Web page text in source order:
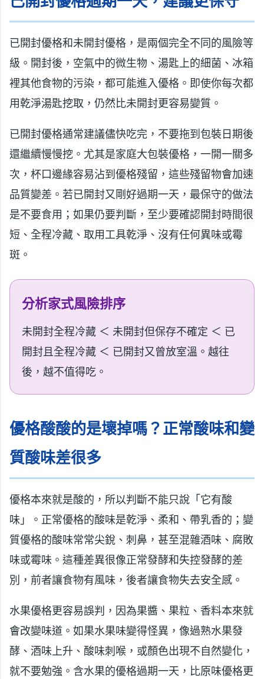
已開封優格和未開封優格，是兩個完全不同的風險等
級。開封後，空氣中的微生物、湯匙上的細菌、冰箱
裡其他食物的污染，都可能進入優格。即使你每次都
用乾淨湯匙挖取，仍然比未開封更容易變質。
已開封優格通常建議儘快吃完，不要拖到包裝日期後
還繼續慢慢挖。尤其是家庭大包裝優格，一開一關多
次，杯口邊緣容易沾到優格殘留，這些殘留物會加速
品質變差。若已開封又剛好過期一天，最保守的做法
是不要食用；如果仍要判斷，至少要確認開封時間很
短、全程冷藏、取用工具乾淨、沒有任何異味或霉
斑。
分析家式風險排序
未開封全程冷藏 ＜ 未開封但保存不確定 ＜ 已
開封且全程冷藏 ＜ 已開封又曾放室溫。越往
後，越不值得吃。
優格酸酸的是壞掉嗎？正常酸味和變
質酸味差很多
優格本來就是酸的，所以判斷不能只說「它有酸
味」。正常優格的酸味是乾淨、柔和、帶乳香的；變
質優格的酸味常常尖銳、刺鼻，甚至混雜酒味、腐敗
味或霉味。這種差異很像正常發酵和失控發酵的差
別，前者讓食物有風味，後者讓食物失去安全感。
水果優格更容易誤判，因為果醬、果粒、香料本來就
會改變味道。如果水果味變得怪異，像過熟水果發
酵、酒味上升、酸味刺喉，或顏色出現不自然變化，
就不要勉強。含水果的優格過期一天，比原味優格更